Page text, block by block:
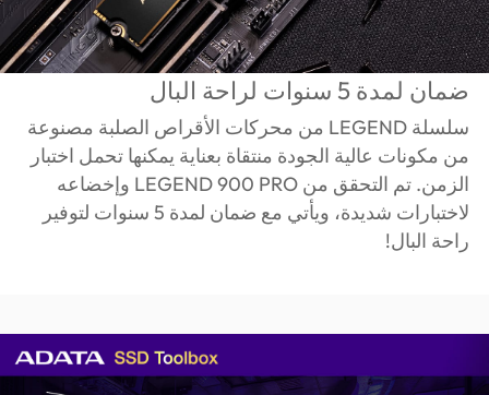
ضمان لمدة 5 سنوات لراحة البال
سلسلة LEGEND من محركات الأقراص الصلبة مصنوعة
من مكونات عالية الجودة منتقاة بعناية يمكنها تحمل اختبار
الزمن. تم التحقق من LEGEND 900 PRO وإخضاعه
لاختبارات شديدة، ويأتي مع ضمان لمدة 5 سنوات لتوفير
راحة البال!